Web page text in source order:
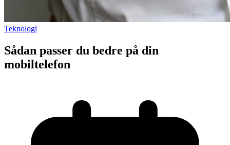
Teknologi
Sådan passer du bedre på din
mobiltelefon